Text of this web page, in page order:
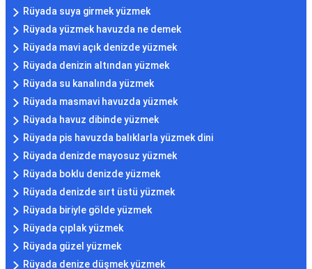
Rüyada suya girmek yüzmek
Rüyada yüzmek havuzda ne demek
Rüyada mavi açık denizde yüzmek
Rüyada denizin altından yüzmek
Rüyada su kanalında yüzmek
Rüyada masmavi havuzda yüzmek
Rüyada havuz dibinde yüzmek
Rüyada pis havuzda balıklarla yüzmek dini
Rüyada denizde mayosuz yüzmek
Rüyada boklu denizde yüzmek
Rüyada denizde sırt üstü yüzmek
Rüyada biriyle gölde yüzmek
Rüyada çıplak yüzmek
Rüyada güzel yüzmek
Rüyada denize düşmek yüzmek